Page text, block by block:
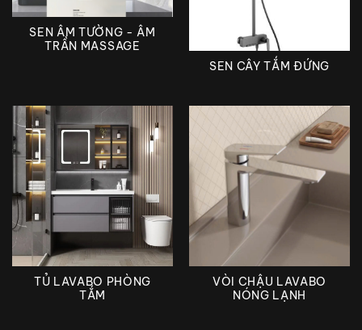
SEN ÂM TƯỜNG - ÂM
TRẦN MASSAGE
SEN CÂY TẮM ĐỨNG
TỦ LAVABO PHÒNG
TẮM
VÒI CHẬU LAVABO
NÓNG LẠNH